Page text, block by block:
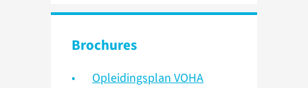
Brochures
Opleidingsplan VOHA